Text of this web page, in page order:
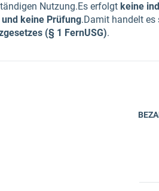
Nutzung.Es erfolgt keine
keine Prüfung.Damit handelt
(§ 1 FernUSG).